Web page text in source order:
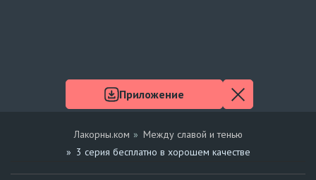
Лакорны.ком
Между славой и тенью
3 серия бесплатно в хорошем качестве
Приложение